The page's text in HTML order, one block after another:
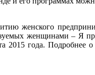
женского
женщинами – Я
года. Подробнее о